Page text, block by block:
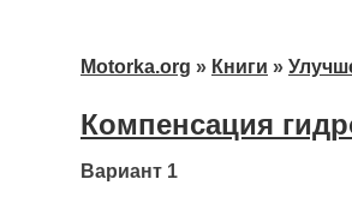
Motorka.org » Книги »
Компенсация
Вариант 1